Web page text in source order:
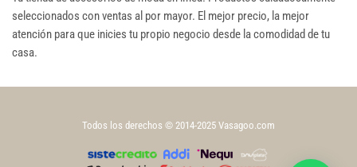
seleccionados con ventas al por mayor. El mejor precio, la mejor
atención para que inicies tu propio negocio desde la comodidad de tu
casa.
Todos los derechos © 2014-2025 Vasagoo.com